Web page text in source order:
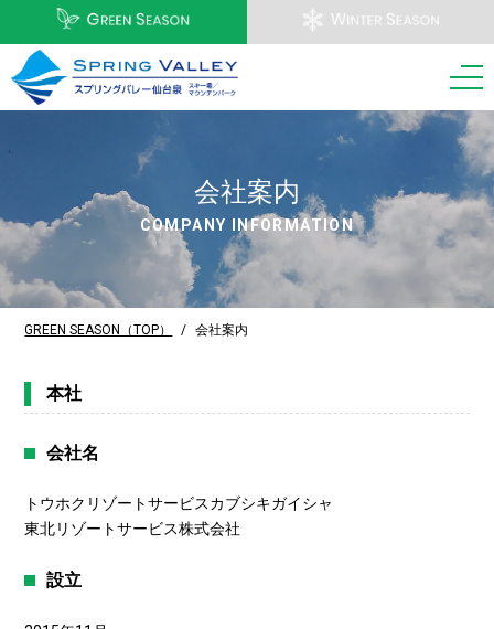
会社案内
COMPANY INFORMATION
GREEN SEASON（TOP） / 会社案内
本社
会社名
トウホクリゾートサービスカブシキガイシャ
東北リゾートサービス株式会社
設立